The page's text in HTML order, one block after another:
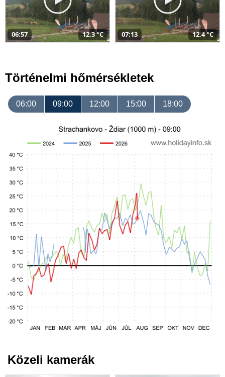
06:57 12,3 °C 07:13 12,4 °C
Történelmi hőmérsékletek
06:00 09:00 12:00 15:00 18:00
Közeli kamerák